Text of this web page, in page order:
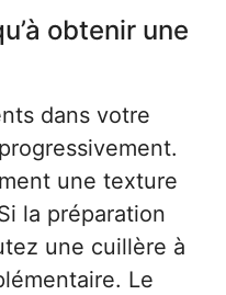
obtenir une
dans votre
une texture
la préparation
une cuillère à
Le